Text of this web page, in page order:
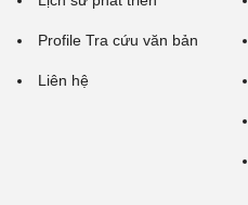
Profile Tra cứu văn bản
Liên hệ